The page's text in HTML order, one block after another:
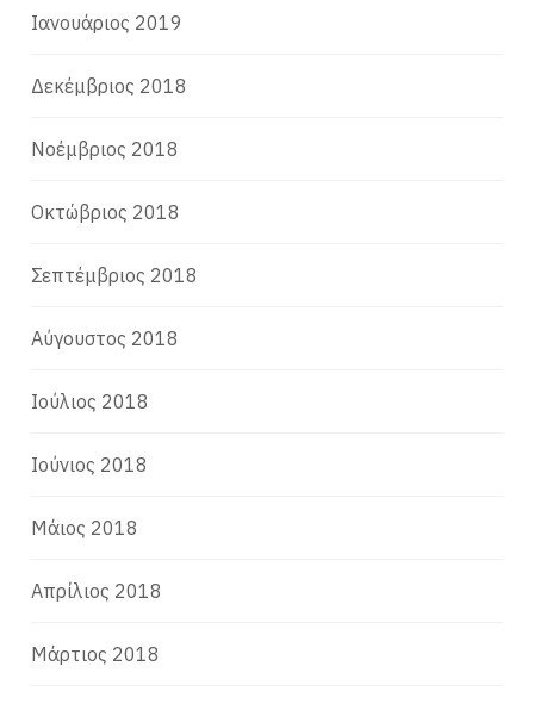
Ιανουάριος 2019
Δεκέμβριος 2018
Νοέμβριος 2018
Οκτώβριος 2018
Σεπτέμβριος 2018
Αύγουστος 2018
Ιούλιος 2018
Ιούνιος 2018
Μάιος 2018
Απρίλιος 2018
Μάρτιος 2018